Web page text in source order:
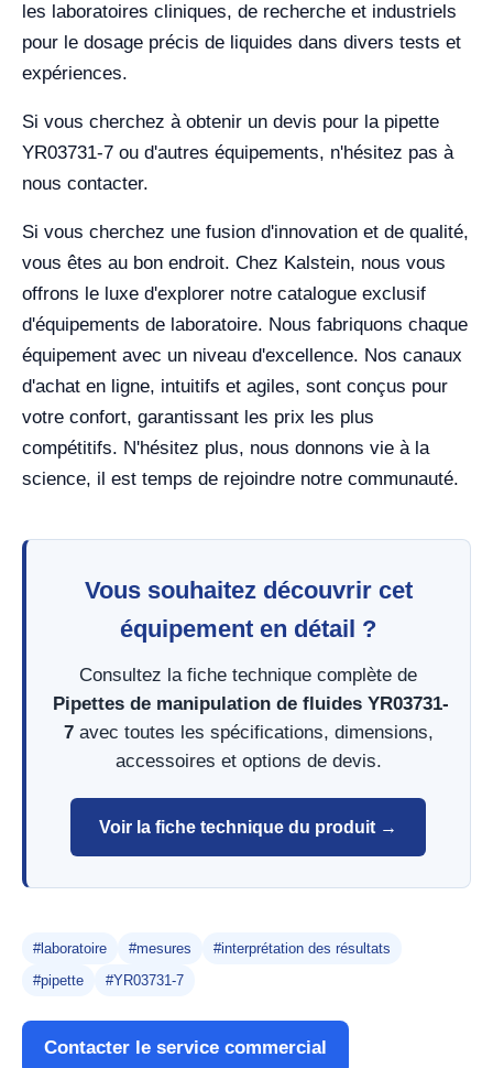
les laboratoires cliniques, de recherche et industriels
pour le dosage précis de liquides dans divers tests et
expériences.
Si vous cherchez à obtenir un devis pour la pipette
YR03731-7 ou d'autres équipements, n'hésitez pas à
nous contacter.
Si vous cherchez une fusion d'innovation et de qualité,
vous êtes au bon endroit. Chez Kalstein, nous vous
offrons le luxe d'explorer notre catalogue exclusif
d'équipements de laboratoire. Nous fabriquons chaque
équipement avec un niveau d'excellence. Nos canaux
d'achat en ligne, intuitifs et agiles, sont conçus pour
votre confort, garantissant les prix les plus
compétitifs. N'hésitez plus, nous donnons vie à la
science, il est temps de rejoindre notre communauté.
Vous souhaitez découvrir cet
équipement en détail ?
Consultez la fiche technique complète de
Pipettes de manipulation de fluides YR03731-
7avec toutes les spécifications, dimensions,
accessoires et options de devis.
Voir la fiche technique du produit →
#laboratoire #mesures
#interprétation des résultats
#pipette
#YR03731-7
Contacter le service commercial